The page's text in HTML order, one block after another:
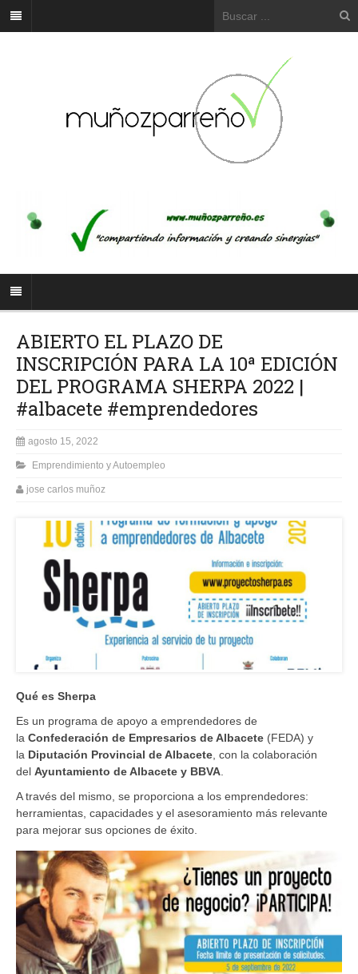
ABIERTO EL PLAZO DE
INSCRIPCIÓN PARA LA 10ª EDICIÓN
DEL PROGRAMA SHERPA 2022 |
#albacete #emprendedores
agosto 15, 2022
Emprendimiento y Autoempleo
jose carlos muñoz
Qué es Sherpa
Es un programa de apoyo a emprendedores de
la Confederación de Empresarios de Albacete (FEDA) y
la Diputación Provincial de Albacete , con la colaboración
del Ayuntamiento de Albacete y BBVA
A través del mismo, se proporciona a los emprendedores:
herramientas, capacidades y el asesoramiento más relevante
para mejorar sus opciones de éxito.